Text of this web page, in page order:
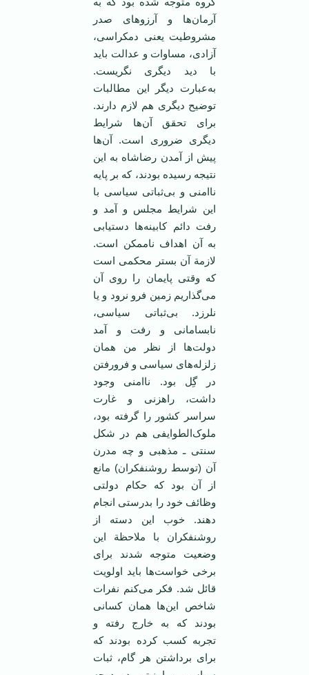
آرمان‌ها و آرزوهای‌ صدر
مشروطیت‌ یعنی‌ دمکراسی‌،
آزادی‌، مساوات‌ و عدالت‌ باید
با دید دیگری‌ نگریست‌.
به‌عبارت‌ دیگر این‌ مطالبات‌
توضیح ‌دیگری‌ هم‌ لازم‌ دارند.
برای‌ تحقق‌ آن‌ها شرایط‌
دیگری‌ ضروری‌ است‌. آن‌ها
پیش‌ از آمدن‌ رضاشاه‌ به‌ این‌
نتیجه‌ رسیده‌ بودند، که‌ بر پایه
ناامنی و‌ بی‌ثباتی‌ سیاسی‌ با
این‌ شرایط‌ مجلس‌ و آمد و
رفت‌ دائم‌ کابینه‌ها دستیابی‌
به‌ آن‌ اهداف‌ ناممکن‌ است‌.
لازمة‌ آن‌ بستر محکمی‌ است‌
که‌ وقتی‌ پایمان‌ را روی‌ آن‌
می‌گذاریم‌ زمین‌ فرو نرود و یا
نلرزد. بی‌ثباتی‌ سیاسی‌،
نابسامانی‌ و رفت‌ و آمد
دولت‌ها از نظر من‌ همان‌
زلزله‌های‌ سیاسی‌ و فرورفتن‌
در گِل‌ بود. ناامنی‌ وجود
داشت‌، راهزنی‌ و غارت‌
سراسر کشور را گرفته‌ بود،
ملوک‌الطوایفی‌ هم‌ در شکل‌
سنتی ـ مذهبی‌ و چه‌ مدرن‌
آن‌ (توسط‌ روشنفکران‌) مانع‌
از آن‌ بود که‌ حکام‌ دولتی‌
وظائف‌ خود را بدرستی‌ انجام‌
دهند. خوب‌ این‌ دسته‌ از
روشنفکران‌ با ملاحظة‌ این‌
وضعیت‌ متوجه‌ شدند برای‌
برخی‌ خواست‌ها باید اولویت
‌قائل‌ شد. فکر می‌کنم‌ نفرات‌
شاخص‌ این‌ها همان‌ کسانی‌
بودند که‌ به‌ خارج‌ رفته‌ و
تجربه‌ کسب کرده‌ بودند که
برای‌ برداشتن‌ هر گام، ثبات‌